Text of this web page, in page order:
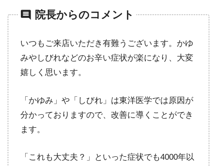
comment 院長からのコメント
いつもご来店いただき有難うございます。かゆ
みやしびれなどのお辛い症状が楽になり、大変
嬉しく思います。
「かゆみ」や「しびれ」は東洋医学では原因が
分かっておりますので、改善に導くことができ
ます。
「これも大丈夫？」といった症状でも4000年以